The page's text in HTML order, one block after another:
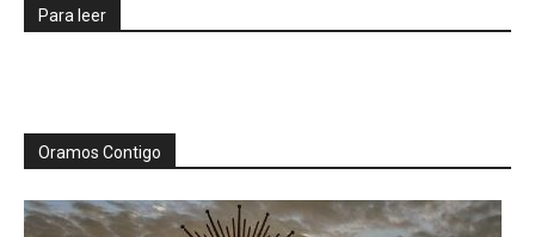
Para leer
Oramos Contigo